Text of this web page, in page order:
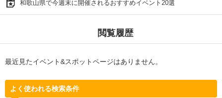
和歌山県で今週末に開催されるおすすめイベント20選
閲覧履歴
最近見たイベント&スポットページはありません。
よく使われる検索条件